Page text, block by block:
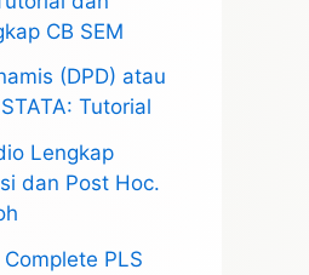
CB SEM
(DPD) atau
Tutorial
Lengkap
dan Post Hoc.
PLS